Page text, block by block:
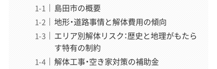
島田市の概要
地形・道路事情と解体費用の傾向
エリア別解体リスク：歴史と地理がもたら
す特有の制約
解体工事・空き家対策の補助金